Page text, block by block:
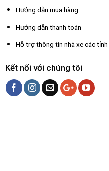
Hướng dẫn mua hàng
Hướng dẫn thanh toán
Hỗ trợ thông tin nhà xe các tỉnh
Kết nối với chúng tôi